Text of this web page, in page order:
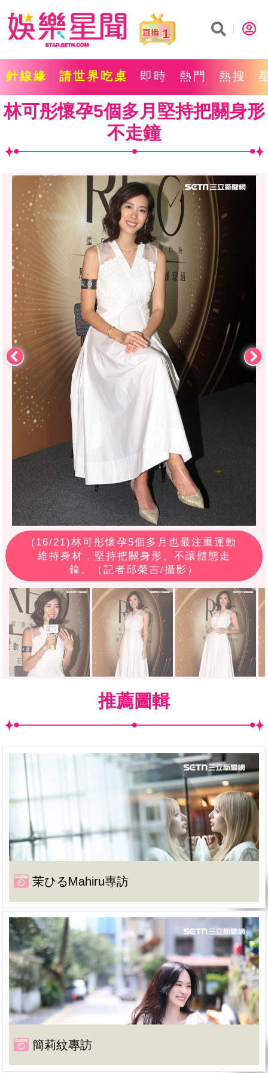
1
針線緣 請世界吃桌 即時 熱門 熱搜
林可彤懷孕5個多月堅持把關身形
不走鐘
(16/21)林可彤懷孕5個多月也最注重運動
維持身材，堅持把關身形、不讓體態走
鐘。（記者邱榮吉/攝影）
推薦圖輯
茉ひるMahiru專訪
簡莉紋專訪